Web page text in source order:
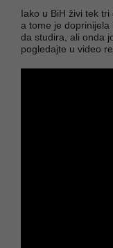
Iako u BiH živi tek
a tome je doprinijela
da studira, ali onda
pogledajte u video